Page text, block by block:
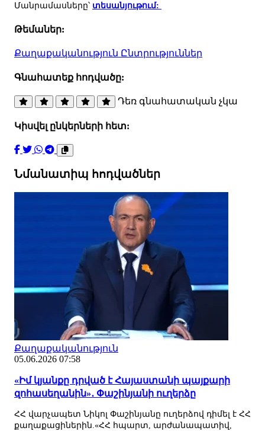
Մանրամասները՝ տեսանյութում:
Թեմաներ:
Քաղաքականություն Ընտրություններ
Գնահատեք հոդվածը:
Դեռ գնահատական չկա
Կիսվել ընկերների հետ:
Նմանատիպ հոդվածներ
Քաղաքականություն
05.06.2026 07:58
«Իմ կյանքը դրված է Հայաստանի պայքարի
զոհասեղանին»․ Փաշինյանի ուղերձը
ՀՀ վարչապետ Նիկոլ Փաշինյանը ուղերձով դիմել է ՀՀ
քաղաքացիներին.«ՀՀ հպարտ, արժանապատիվ,